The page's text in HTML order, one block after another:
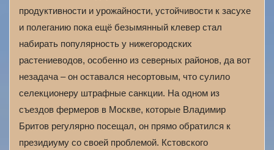
продуктивности и урожайности, устойчивости к засухе
и полеганию пока ещё безымянный клевер стал
набирать популярность у нижегородских
растениеводов, особенно из северных районов, да вот
незадача – он оставался несортовым, что сулило
селекционеру штрафные санкции. На одном из
съездов фермеров в Москве, которые Владимир
Бритов регулярно посещал, он прямо обратился к
президиуму со своей проблемой. Кстовского